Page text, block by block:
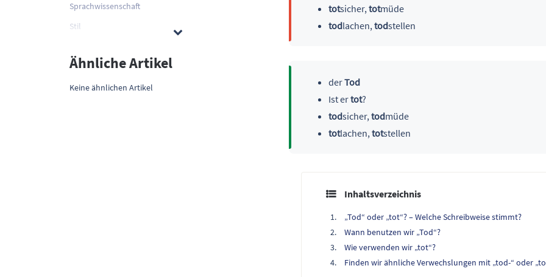
totsicher, totmüde
todlachen, todstellen
derTod
Ist ertot?
todsicher, todmüde
totlachen, totstellen
Inhaltsverzeichnis
„Tod“ oder „tot“? – Welche Schreibweise stimmt?
Wann benutzen wir „Tod“?
Wie verwenden wir „tot“?
Finden wir ähnliche Verwechslungen mit „tod-“ oder
Sprachwissenschaft
Stil
Ähnliche Artikel
Keine ähnlichen Artikel